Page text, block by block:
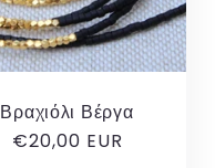
Βραχιόλι Βέργα
Κανονική
€20,00 EUR